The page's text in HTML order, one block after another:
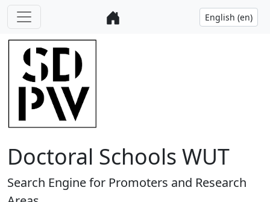
Doctoral Schools WUT
Search Engine for Promoters and Research